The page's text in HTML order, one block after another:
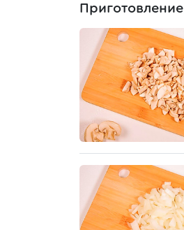
Приготовление